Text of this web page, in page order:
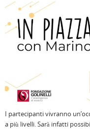
I partecipanti vivranno
a più livelli. Sarà infatti